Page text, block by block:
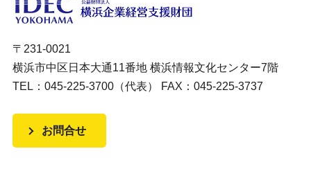
〒231-0021
横浜市中区日本大通11番地 横浜情報文化センター7階
TEL：045-225-3700（代表） FAX：045-225-3737
お問合せ